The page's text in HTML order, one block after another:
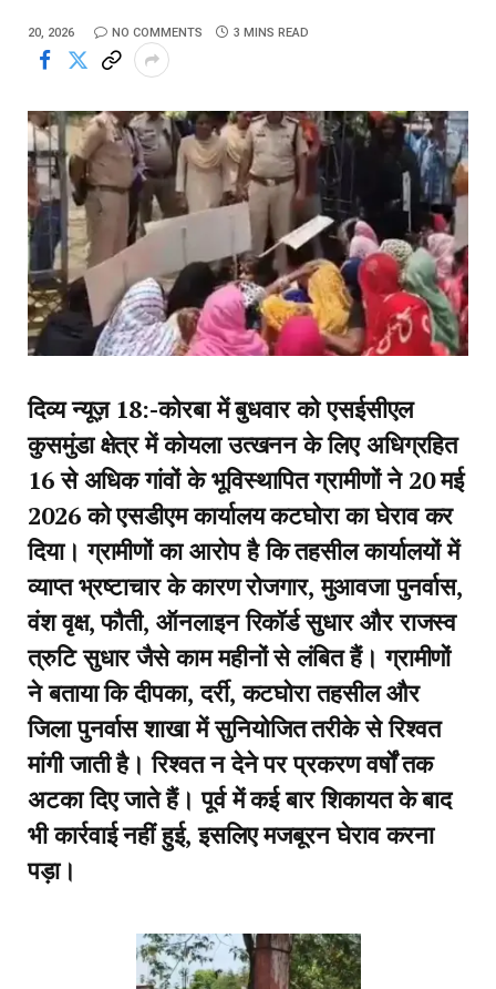
20, 2026 NO COMMENTS 3 MINS READ
दिव्य न्यूज़ 18:-कोरबा में बुधवार को एसईसीएल
कुसमुंडा क्षेत्र में कोयला उत्खनन के लिए अधिग्रहित
16 से अधिक गांवों के भूविस्थापित ग्रामीणों ने 20 मई
2026 को एसडीएम कार्यालय कटघोरा का घेराव कर
दिया। ग्रामीणों का आरोप है कि तहसील कार्यालयों में
व्याप्त भ्रष्टाचार के कारण रोजगार, मुआवजा पुनर्वास,
वंश वृक्ष, फौती, ऑनलाइन रिकॉर्ड सुधार और राजस्व
त्रुटि सुधार जैसे काम महीनों से लंबित हैं। ग्रामीणों
ने बताया कि दीपका, दर्री, कटघोरा तहसील और
जिला पुनर्वास शाखा में सुनियोजित तरीके से रिश्वत
मांगी जाती है। रिश्वत न देने पर प्रकरण वर्षों तक
अटका दिए जाते हैं। पूर्व में कई बार शिकायत के बाद
भी कार्रवाई नहीं हुई, इसलिए मजबूरन घेराव करना
पड़ा।